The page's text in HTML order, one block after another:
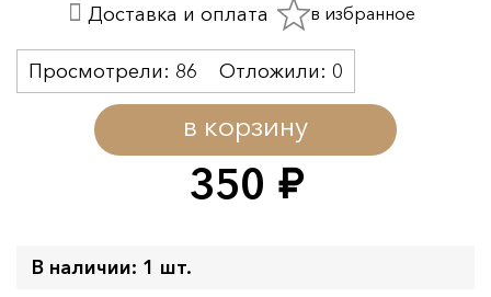
350 руб.
в корзину
Просмотрели: 86 Отложили: 0
Доставка и оплата в избранное
В наличии: 1 шт.